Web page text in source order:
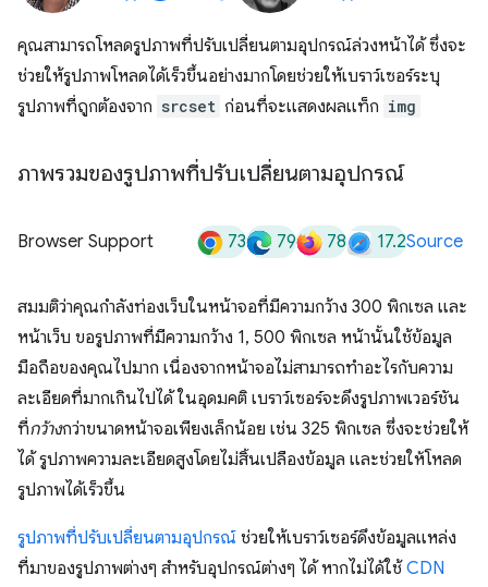
คุณสามารถโหลดรูปภาพที่ปรับเปลี่ยนตามอุปกรณ์ล่วงหน้าได้ ซึ่งจะ
ช่วยให้รูปภาพโหลดได้เร็วขึ้นอย่างมากโดยช่วยให้เบราว์เซอร์ระบุ
รูปภาพที่ถูกต้องจาก srcset ก่อนที่จะแสดงผลแท็ก img
ภาพรวมของรูปภาพที่ปรับเปลี่ยนตามอุปกรณ์
Browser Support 73 79 78 17.2Source
สมมติว่าคุณกำลังท่องเว็บในหน้าจอที่มีความกว้าง 300 พิกเซล และ
หน้าเว็บ ขอรูปภาพที่มีความกว้าง 1, 500 พิกเซล หน้านั้นใช้ข้อมูล
มือถือของคุณไปมาก เนื่องจากหน้าจอไม่สามารถทำอะไรกับความ
ละเอียดที่มากเกินไปได้ ในอุดมคติ เบราว์เซอร์จะดึงรูปภาพเวอร์ชัน
ที่กว้างกว่าขนาดหน้าจอเพียงเล็กน้อย เช่น 325 พิกเซล ซึ่งจะช่วยให้
ได้ รูปภาพความละเอียดสูงโดยไม่สิ้นเปลืองข้อมูล และช่วยให้โหลด
รูปภาพได้เร็วขึ้น
รูปภาพที่ปรับเปลี่ยนตามอุปกรณ์ ช่วยให้เบราว์เซอร์ดึงข้อมูลแหล่ง
ที่มาของรูปภาพต่างๆ สำหรับอุปกรณ์ต่างๆ ได้ หากไม่ได้ใช้ CDN